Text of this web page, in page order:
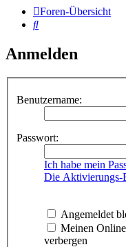
Foren-Übersicht
Suche
Anmelden
Benutzername:
Passwort:
Ich habe mein
Die Aktivierungs-
Angemeldet
Meinen
verbergen